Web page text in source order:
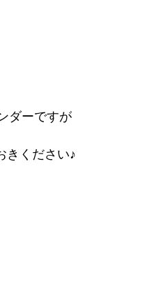
ダーですが
きください♪